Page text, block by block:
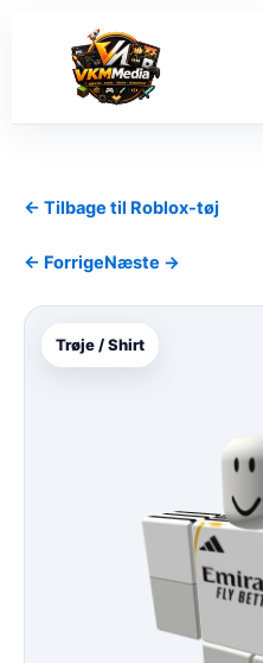
indholdet
← Tilbage til Roblox-tøj
← ForrigeNæste →
Trøje / Shirt